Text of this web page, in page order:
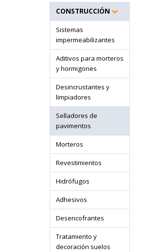
CONSTRUCCIÓN
Sistemas
impermeabilizantes
Aditivos para morteros
y hormigones
Desincrustantes y
limpiadores
Selladores de
pavimentos
Morteros
Revestimientos
Hidrófugos
Adhesivos
Desencofrantes
Tratamiento y
decoración suelos